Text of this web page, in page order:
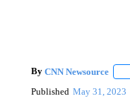
By CNN Newsource
Published May 31, 2023